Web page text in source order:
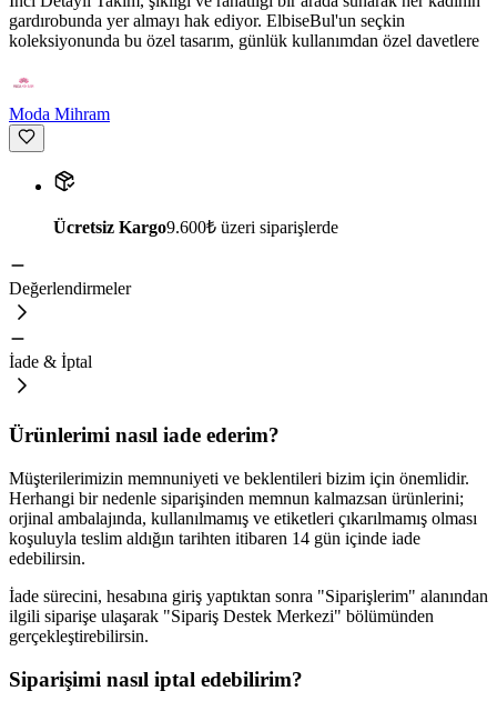
gardırobunda yer almayı hak ediyor. ElbiseBul'un seçkin
koleksiyonunda bu özel tasarım, günlük kullanımdan özel davetlere
Moda Mihram
Ücretsiz Kargo9.600₺ üzeri siparişlerde
Değerlendirmeler
İade & İptal
Ürünlerimi nasıl iade ederim?
Müşterilerimizin memnuniyeti ve beklentileri bizim için önemlidir.
Herhangi bir nedenle siparişinden memnun kalmazsan ürünlerini;
orjinal ambalajında, kullanılmamış ve etiketleri çıkarılmamış olması
koşuluyla teslim aldığın tarihten itibaren 14 gün içinde iade
edebilirsin.
İade sürecini, hesabına giriş yaptıktan sonra "Siparişlerim" alanından
ilgili siparişe ulaşarak "Sipariş Destek Merkezi" bölümünden
gerçekleştirebilirsin.
Siparişimi nasıl iptal edebilirim?